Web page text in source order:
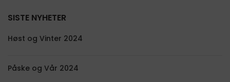
SISTE NYHETER
Høst og Vinter 2024
Påske og Vår 2024